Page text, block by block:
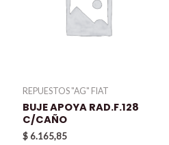
REPUESTOS "AG" FIAT
BUJE APOYA RAD.F.128
C/CAÑO
$6.165,85